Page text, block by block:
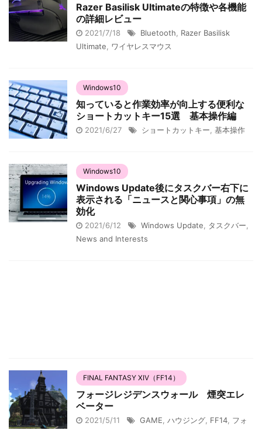
Razer Basilisk Ultimateの特徴や各機能
の詳細レビュー
2021/7/18 Bluetooth
Razer Basilisk
Ultimate
ワイヤレスマウス
Windows10
知っていると作業効率が向上する便利な
ショートカットキー15選 基本操作編
2021/6/27 ショートカットキー 基本操作
Windows10
Windows Update後にタスクバー右下に
表示される「ニュースと関心事項」の無
効化
2021/6/12 Windows Update タスクバー
News and Interests
FINAL FANTASY XIV（FF14）
フォージレジデンスウォール 煙突エレ
ベーター
2021/5/11 GAME ハウジング FF14 フォ